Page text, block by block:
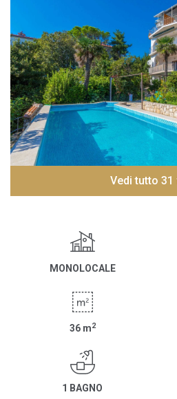
Vedi tutto
MONOLOCALE
36 m2
1 BAGNO